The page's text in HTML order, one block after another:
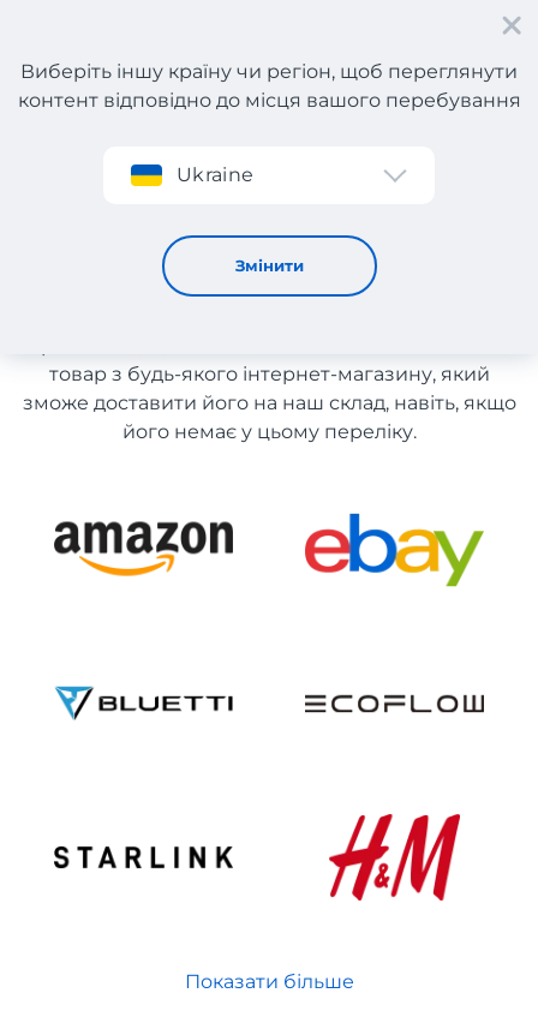
Реєстрація
Виберіть іншу країну чи регіон, щоб переглянути
контент відповідно до місця вашого перебування
Ukraine
Змінити
Гігієна і догляд з Франції
Гігієна і догляд з Франції
товар з будь-якого інтернет-магазину, який
зможе доставити його на наш склад, навіть, якщо
його немає у цьому переліку.
Показати більше